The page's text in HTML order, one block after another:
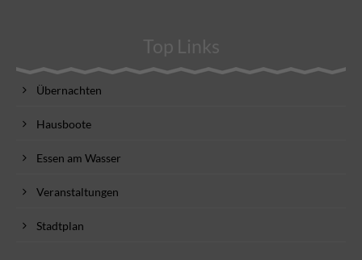
Top Links
Übernachten
Hausboote
Essen am Wasser
Veranstaltungen
Stadtplan